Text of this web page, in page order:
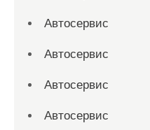
Автосервис
Автосервис
Автосервис
Автосервис